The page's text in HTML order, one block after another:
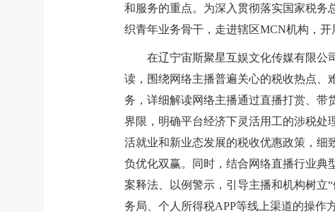
和服务的重点。为深入贯彻落实国家税务
织青年业务骨干，走进辖区MCN机构，
在辽宁宙斯聚星互娱文化传媒有限公
读，围绕网络主播普遍关心的税收热点、
务，详细解读网络主播通过直播打赏、带
界限，明确平台经济下灵活用工的涉税处
活就业和新业态发展的税收优惠政策，细
负优化双赢。同时，结合网络直播行业典
案释法、以例警示，引导主播和机构树立
务局、个人所得税APP等线上渠道的操作